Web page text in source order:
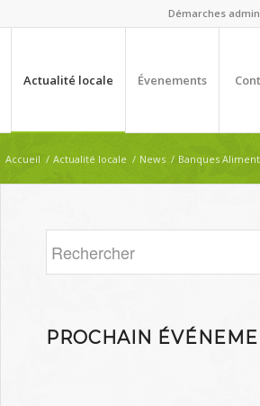
Démarches
Actualité locale Évenements
Accueil / Actualité locale / News / Banques
PROCHAIN